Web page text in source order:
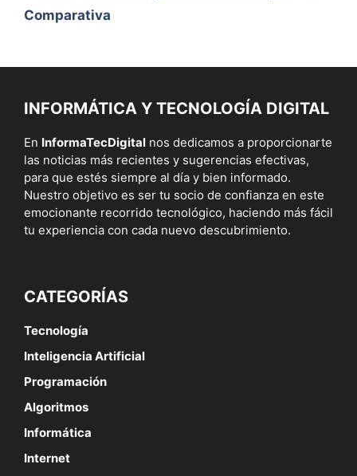
Comparativa
INFORMÁTICA Y TECNOLOGÍA DIGITAL
En InformaTecDigital nos dedicamos a proporcionarte
las noticias más recientes y sugerencias efectivas,
para que estés siempre al día y bien informado.
Nuestro objetivo es ser tu socio de confianza en este
emocionante recorrido tecnológico, haciendo más fácil
tu experiencia con cada nuevo descubrimiento.
CATEGORÍAS
Tecnología
Inteligencia Artificial
Programación
Algoritmos
Informática
Internet